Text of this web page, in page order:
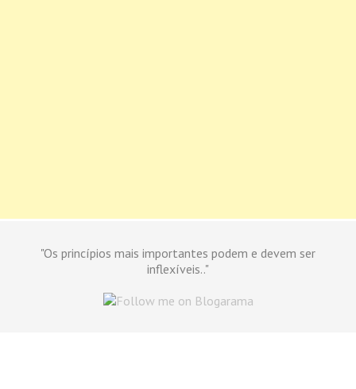
"Os princípios mais importantes podem e devem ser
inflexíveis.."